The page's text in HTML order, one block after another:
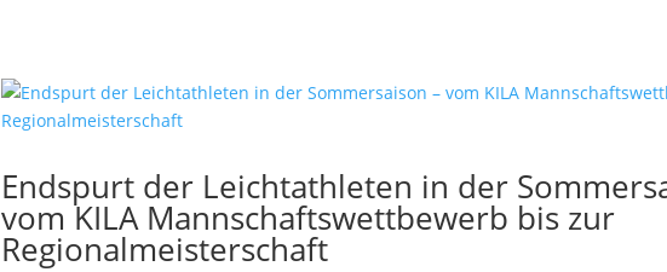
Endspurt der Leichtathleten in der
vom KILA Mannschaftswettbewerb bis zur
Regionalmeisterschaft